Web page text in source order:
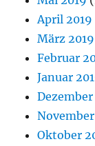
April 2019
März 2019
Februar
Januar
Dezember
November
Oktober